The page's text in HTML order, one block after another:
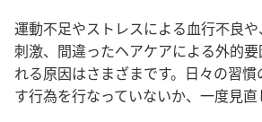
運動不足やストレスによる血行不良
刺激、間違ったヘアケアによる外的
れる原因はさまざまです。日々の習
す行為を行なっていないか、一度見直